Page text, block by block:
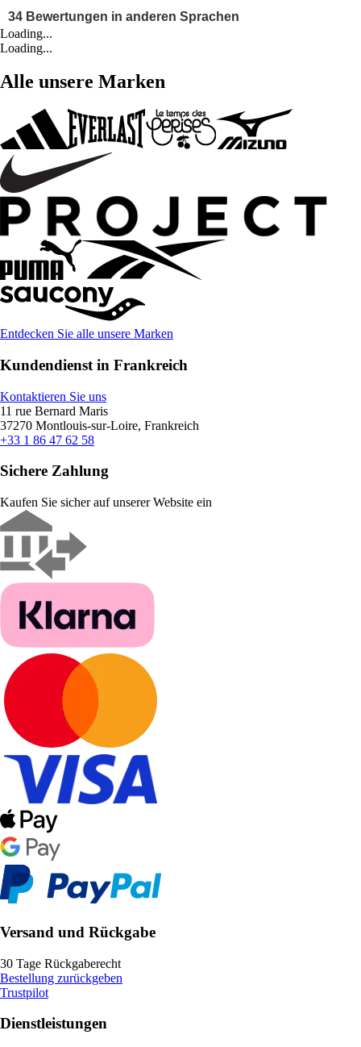
Loading...
Loading...
Alle unsere Marken
Entdecken Sie alle unsere Marken
Kundendienst in Frankreich
Kontaktieren Sie uns
11 rue Bernard Maris
37270 Montlouis-sur-Loire, Frankreich
+33 1 86 47 62 58
Sichere Zahlung
Kaufen Sie sicher auf unserer Website ein
Versand und Rückgabe
30 Tage Rückgaberecht
Bestellung zurückgeben
Trustpilot
Dienstleistungen